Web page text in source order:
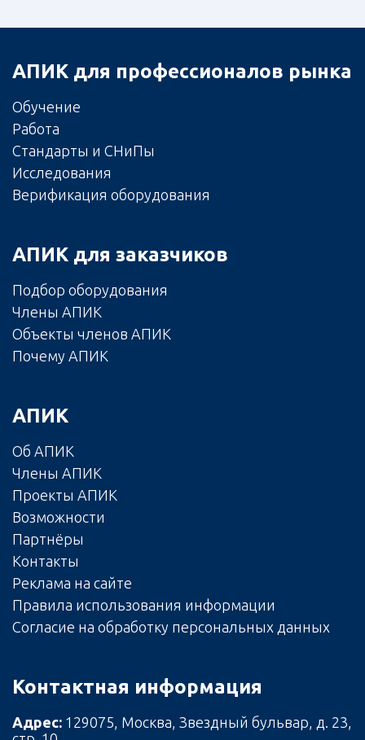
АПИК для профессионалов рынка
Обучение
Работа
Стандарты и СНиПы
Исследования
Верификация оборудования
АПИК для заказчиков
Подбор оборудования
Члены АПИК
Объекты членов АПИК
Почему АПИК
АПИК
Об АПИК
Члены АПИК
Проекты АПИК
Возможности
Партнёры
Контакты
Реклама на сайте
Правила использования информации
Согласие на обработку персональных данных
Контактная информация
Адрес: 129075, Москва, Звездный бульвар, д. 23,